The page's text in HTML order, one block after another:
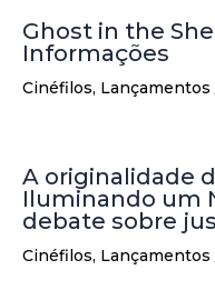
Ghost in the
Informações
Cinéfilos, Lançamentos
A originalidade
Iluminando um
debate sobre
Cinéfilos, Lançamentos